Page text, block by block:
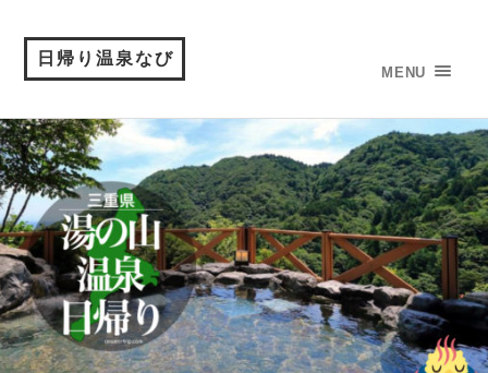
日帰り温泉なび
MENU